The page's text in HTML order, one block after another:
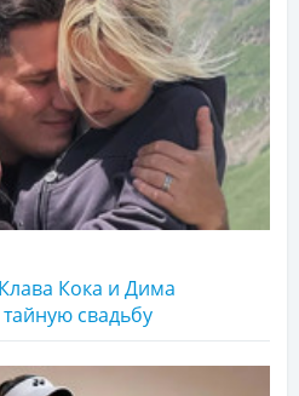
Кока и Дима
свадьбу